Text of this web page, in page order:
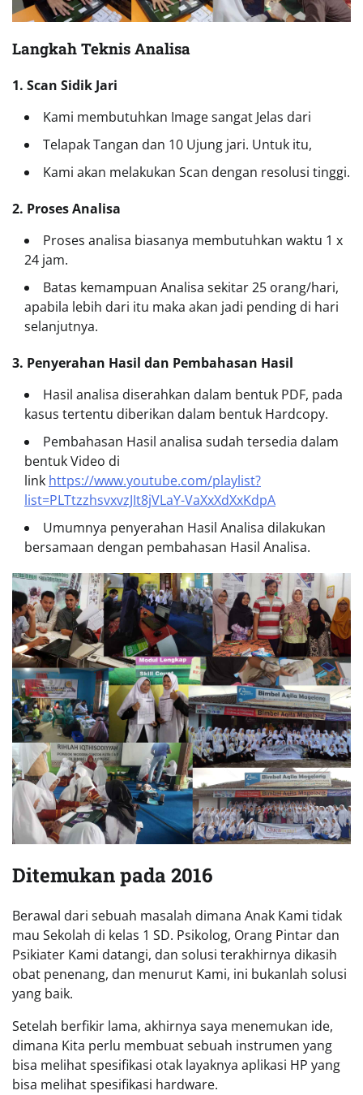
Langkah Teknis Analisa
1. Scan Sidik Jari
Kami membutuhkan Image sangat Jelas dari
Telapak Tangan dan 10 Ujung jari. Untuk itu,
Kami akan melakukan Scan dengan resolusi tinggi.
2. Proses Analisa
Proses analisa biasanya membutuhkan waktu 1 x
24 jam.
Batas kemampuan Analisa sekitar 25 orang/hari,
apabila lebih dari itu maka akan jadi pending di hari
selanjutnya.
3. Penyerahan Hasil dan Pembahasan Hasil
Hasil analisa diserahkan dalam bentuk PDF, pada
kasus tertentu diberikan dalam bentuk Hardcopy.
Pembahasan Hasil analisa sudah tersedia dalam
bentuk Video di
link https://www.youtube.com/playlist?
list=PLTtzzhsvxvzJIt8jVLaY-VaXxXdXxKdpA
Umumnya penyerahan Hasil Analisa dilakukan
bersamaan dengan pembahasan Hasil Analisa.
Ditemukan pada 2016
Berawal dari sebuah masalah dimana Anak Kami tidak
mau Sekolah di kelas 1 SD. Psikolog, Orang Pintar dan
Psikiater Kami datangi, dan solusi terakhirnya dikasih
obat penenang, dan menurut Kami, ini bukanlah solusi
yang baik.
Setelah berfikir lama, akhirnya saya menemukan ide,
dimana Kita perlu membuat sebuah instrumen yang
bisa melihat spesifikasi otak layaknya aplikasi HP yang
bisa melihat spesifikasi hardware.